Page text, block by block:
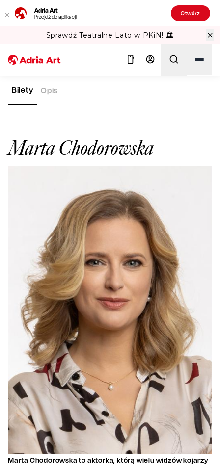
Adria Art
Przejdź do aplikacji Otwórz
Sprawdź Teatralne Lato w PKiN! 🏛️
ADRIA ART
Marta Chodorowska
Bilety Opis
Marta Chodorowska to aktorka, którą wielu widzów kojarzy